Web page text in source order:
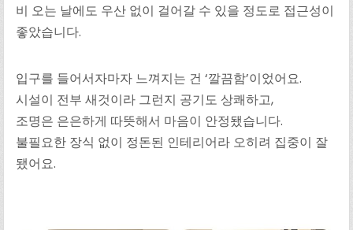
비 오는 날에도 우산 없이 걸어갈 수 있을 정도로 접근성이
좋았습니다.
입구를 들어서자마자 느껴지는 건 ‘깔끔함’이었어요.
시설이 전부 새것이라 그런지 공기도 상쾌하고,
조명은 은은하게 따뜻해서 마음이 안정됐습니다.
불필요한 장식 없이 정돈된 인테리어라 오히려 집중이 잘
됐어요.